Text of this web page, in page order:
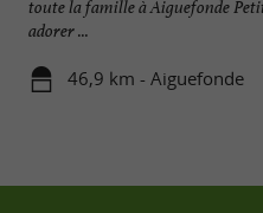
toute la famille à Aiguefonde
adorer ...
46,9 km - Aiguefonde